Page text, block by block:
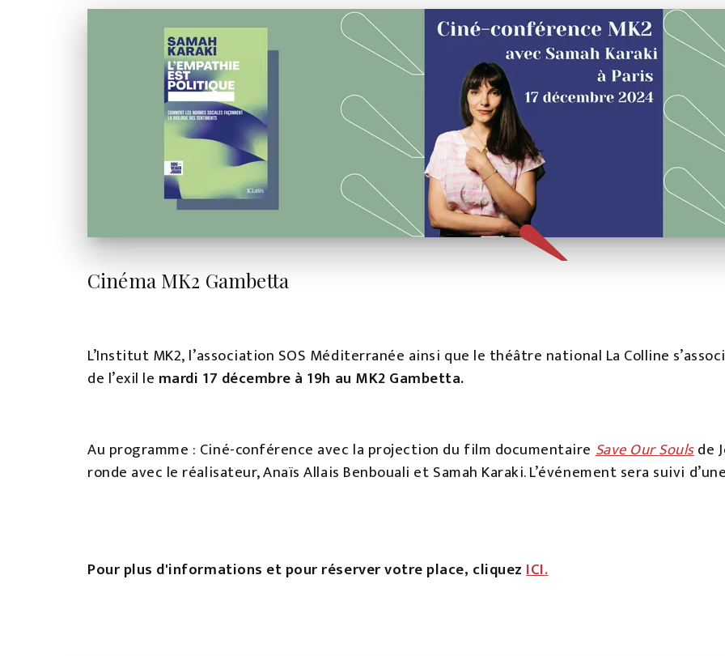
Cinéma MK2 Gambetta
L’Institut MK2, l’association SOS Méditerranée ainsi que le théâtre national La Colline
de l’exil le mardi 17 décembre à 19h au MK2 Gambetta.
Au programme : Ciné-conférence avec la projection du film documentaireSave Our Soulsde
ronde avec le réalisateur, Anaïs Allais Benbouali et Samah Karaki. L’événement sera suivi
Pour plus d'informations et pour réserver votre place, cliquezICI.